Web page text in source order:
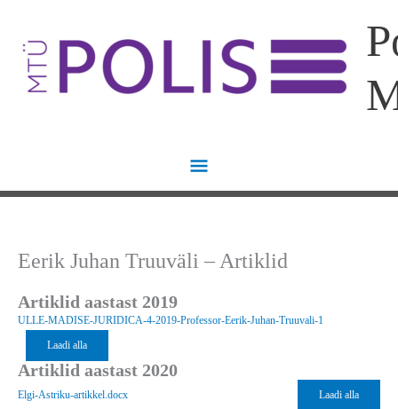
content
Menu
Eerik Juhan Truuväli – Artiklid
Artiklid aastast 2019
ULLE-MADISE-JURIDICA-4-2019-Professor-Eerik-Juhan-Truuvali-1
Laadi alla
Artiklid aastast 2020
Elgi-Astriku-artikkel.docx Laadi alla